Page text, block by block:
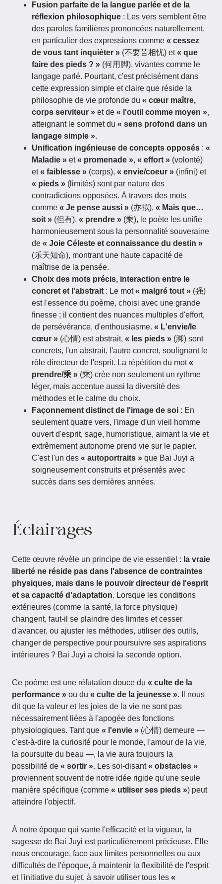
Fusion parfaite de la langue parlée et de la
réflexion philosophique : Les vers semblent être
des paroles familières prononcées naturellement,
en particulier des expressions comme « cessez
de vous tant inquiéter » (不要苦相忧) et« que
faire des pieds ? » (何用脚), vivantes comme le
langage parlé. Pourtant, c'est précisément dans
cette expression simple et claire que réside la
philosophie de vie profonde du « cœur maître,
corps serviteur » et de « l'outil comme moyen »,
atteignant le sommet du « sens profond dans un
langage simple ».
Unification ingénieuse de concepts opposés : «
Maladie » et« promenade », « effort » (volonté)
et« faiblesse » (corps), « envie/coeur » (infini) et
« pieds » (limités) sont par nature des
contradictions opposées. À travers des mots
comme « Je pense aussi » (亦拟), « Mais que…
soit » (但有), « prendre » (乘), le poète les unifie
harmonieusement sous la personnalité souveraine
de « Joie Céleste et connaissance du destin »
(乐天知命), montrant une haute capacité de
maîtrise de la pensée.
Choix des mots précis, interaction entre le
concret et l'abstrait : Le mot« malgré tout » (强)
est l'essence du poème, choisi avec une grande
finesse ; il contient des nuances multiples d'effort,
de persévérance, d'enthousiasme. « L'envie/le
cœur » (心情) est abstrait, « les pieds » (脚) sont
concrets, l'un abstrait, l'autre concret, soulignant le
rôle directeur de l'esprit. La répétition du mot«
prendre/乘 » (乘) crée non seulement un rythme
léger, mais accentue aussi la diversité des
méthodes et le calme du choix.
Façonnement distinct de l'image de soi : En
seulement quatre vers, l'image d'un vieil homme
ouvert d'esprit, sage, humoristique, aimant la vie et
extrêmement autonome prend vie sur le papier.
C'est l'un des « autoportraits » que Bai Juyi a
soigneusement construits et présentés avec
succès dans ses dernières années.
Éclairages
Cette œuvre révèle un principe de vie essentiel : la vraie
liberté ne réside pas dans l'absence de contraintes
physiques, mais dans le pouvoir directeur de l'esprit
et sa capacité d'adaptation. Lorsque les conditions
extérieures (comme la santé, la force physique)
changent, faut-il se plaindre des limites et cesser
d'avancer, ou ajuster les méthodes, utiliser des outils,
changer de perspective pour poursuivre ses aspirations
intérieures ? Bai Juyi a choisi la seconde option.
Ce poème est une réfutation douce du « culte de la
performance » ou du « culte de la jeunesse ». Il nous
dit que la valeur et les joies de la vie ne sont pas
nécessairement liées à l'apogée des fonctions
physiologiques. Tant que « l'envie » (心情) demeure —
c'est-à-dire la curiosité pour le monde, l'amour de la vie,
la poursuite du beau —, la vie aura toujours la
possibilité de « sortir ». Les soi-disant« obstacles »
proviennent souvent de notre idée rigide qu'une seule
manière spécifique (comme « utiliser ses pieds ») peut
atteindre l'objectif.
À notre époque qui vante l'efficacité et la vigueur, la
sagesse de Bai Juyi est particulièrement précieuse. Elle
nous encourage, face aux limites personnelles ou aux
difficultés de l'époque, à maintenir la flexibilité de l'esprit
et l'initiative du sujet, à savoir utiliser tous les «